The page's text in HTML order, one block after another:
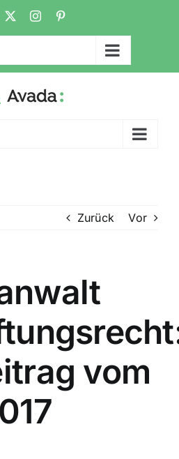
Instagram
Zurück Vor
vom